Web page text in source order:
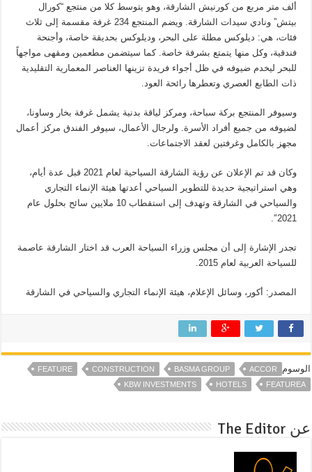
ألف متر مربع من كورنيش الشارقة، وهو يتوسط كلا من منتجع “كورال
بيتش” ونادي سيدات الشارقة. ويضم المنتجع 234 غرفة مقسمة إلى ثلاث
فئات، هي: ديلوكس مطلة على البحر، وديلوكس بحديقة خاصة، وأجنحة
فندقية، وكل منها يتمتع بشرفة خاصة. كما سيتضمن مطعمين ومقهى مواجهاً
للبحر ليخدم ضيوفه في ظل أجواء فريدة تزينها العناصر المعمارية التقليدية
ذات الطابع العصري وتعطرها رائحة العود.
وسيوفر المنتجع بركة سباحة، ومركز لياقة بدنية يشمل غرفة بخار وساونا،
لضيوفه من جميع أفراد الأسرة. ولرجال الأعمال، سيوفر الفندق مركز أعمال
مجهز بالكامل وغرفتين لعقد الاجتماعات.
وكان قد تم الإعلان عن رؤية الشارقة السياحية لعام 2021 قبل عدة أيام،
وهي استراتيجية حديدة للتطوير السياحي أعدتها هيئة الإنماء التجاري
والسياحي في الشارقة وتهدف إلى استقطاب 10 ملايين سائح بحلول عام
2021″.
تجدر الإشارة إلى أن مجلس وزراء السياحة العرب قد اختار الشارقة عاصمة
للسياحة العربية لعام 2015.
المصدر: أكور، وسائل الإعلام، هيئة الإنماء التجاري والسياحي في الشارقة
الوسوم ACCOR
BASMA GROUP
CONSTRUCTION
FEATURE
FEATUREA
HOTELS
KBW INVESTMENTS
عن The Editor